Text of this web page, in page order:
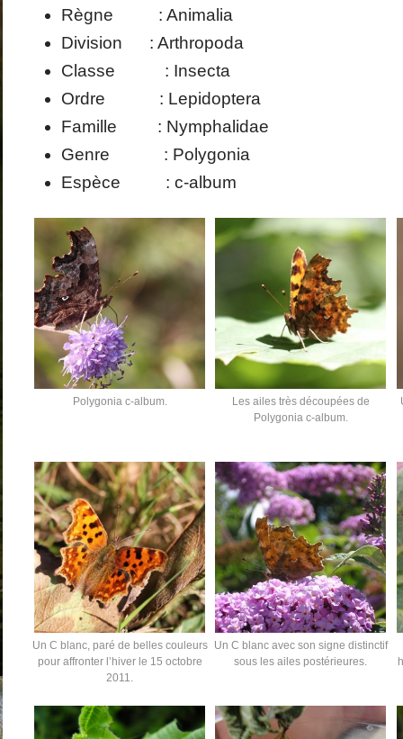
Règne : Animalia
Division : Arthropoda
Classe : Insecta
Ordre : Lepidoptera
Famille : Nymphalidae
Genre : Polygonia
Espèce : c-album
Polygonia c-album.
Les ailes très découpées de
Polygonia c-album.
Un C blanc, paré de belles couleurs
pour affronter l’hiver le 15 octobre
2011.
Un C blanc avec son signe distinctif
sous les ailes postérieures.